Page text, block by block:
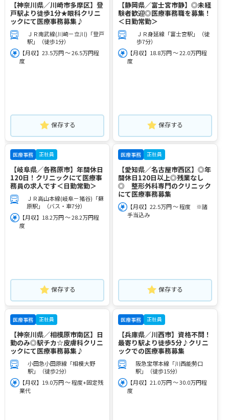
【神奈川県／川崎市多摩区】登
戸駅より徒歩1分★眼科クリニ
ックにて医療事務募集♪
ＪＲ南武線(川崎－立川)「登戸
駅」（徒歩1分）
【月収】23.5万円 ～ 26.5万円程
度
保存する
【静岡県／富士宮市静】◎未経
験者歓迎◎医療事務職を募集！
＜日勤常勤＞
ＪＲ身延線「富士宮駅」（徒
歩7分）
【月収】18.8万円 ～ 22.0万円程
度
保存する
医療事務 正社員
【岐阜県／各務原市】年間休日
120日！クリニックにて医療事
務員の求人です＜日勤常勤＞
ＪＲ高山本線(岐阜－猪谷)「蘇
原駅」（バス・車7分）
【月収】18.2万円 ～ 28.2万円程
度
保存する
医療事務 正社員
【愛知県／名古屋市西区】◎年
間休日120日以上◎残業なし
◎ 整形外科専門のクリニック
にて医療事務募集
【月収】22.5万円 ～ 程度 ※諸
手当込み
保存する
医療事務 正社員
【神奈川県／相模原市南区】日
勤のみ◎駅チカ☆皮膚科クリニ
ックにて医療事務募集♪
小田急小田原線「相模大野
駅」（徒歩2分）
【月収】19.0万円 ～ 程度+固定残
業代
医療事務 正社員
【兵庫県／川西市】資格不問！
最寄り駅より徒歩5分♪クリニ
ックでの医療事務募集
阪急宝塚本線「川西能勢口
駅」（徒歩15分）
【月収】21.0万円 ～ 30.0万円程
度